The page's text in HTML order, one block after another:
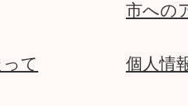
市への
て 個人情